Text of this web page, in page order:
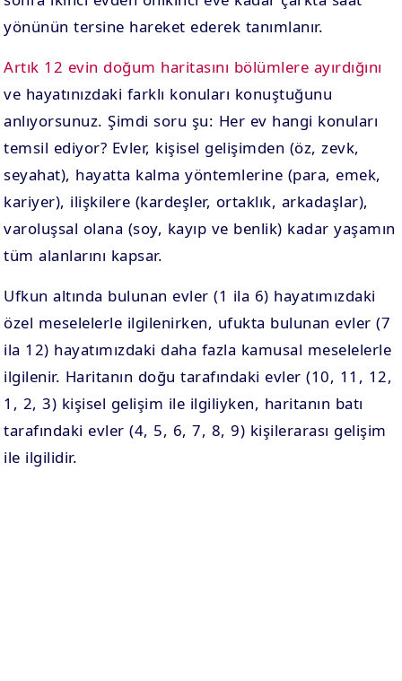
yönünün tersine hareket ederek tanımlanır.
Artık 12 evin doğum haritasını bölümlere ayırdığını
ve hayatınızdaki farklı konuları konuştuğunu
anlıyorsunuz. Şimdi soru şu: Her ev hangi konuları
temsil ediyor? Evler, kişisel gelişimden (öz, zevk,
seyahat), hayatta kalma yöntemlerine (para, emek,
kariyer), ilişkilere (kardeşler, ortaklık, arkadaşlar),
varoluşsal olana (soy, kayıp ve benlik) kadar yaşamın
tüm alanlarını kapsar.
Ufkun altında bulunan evler (1 ila 6) hayatımızdaki
özel meselelerle ilgilenirken, ufukta bulunan evler (7
ila 12) hayatımızdaki daha fazla kamusal meselelerle
ilgilenir. Haritanın doğu tarafındaki evler (10, 11, 12,
1, 2, 3) kişisel gelişim ile ilgiliyken, haritanın batı
tarafındaki evler (4, 5, 6, 7, 8, 9) kişilerarası gelişim
ile ilgilidir.